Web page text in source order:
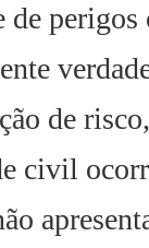
de
de
civil